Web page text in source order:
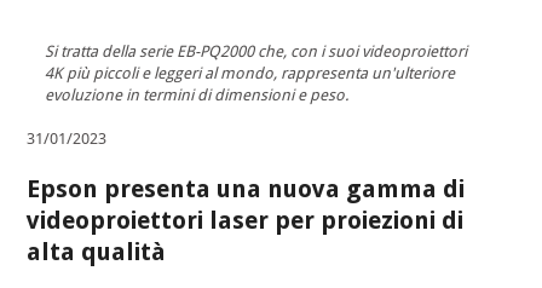
Si tratta della serie EB-PQ2000 che, con i suoi videoproiettori
4K più piccoli e leggeri al mondo, rappresenta un'ulteriore
evoluzione in termini di dimensioni e peso.
31/01/2023
Epson presenta una nuova gamma di
videoproiettori laser per proiezioni di
alta qualità